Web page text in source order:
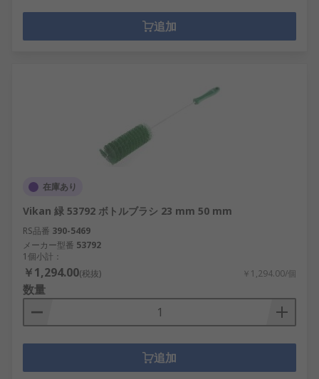
追加
在庫あり
Vikan 緑 53792 ボトルブラシ 23 mm 50 mm
RS品番 390-5469
メーカー型番 53792
1個小計：
￥1,294.00(税抜) ￥1,294.00/個
数量
追加